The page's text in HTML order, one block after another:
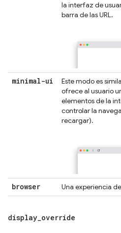
la interfaz de
barra de las URL.
minimal-ui Este modo es
ofrece al usuario
elementos de la
controlar la
recargar).
browser Una experiencia
display_override